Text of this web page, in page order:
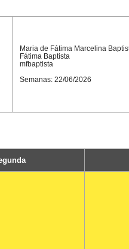
Maria de Fátima Marcelina
Fátima Baptista
mfbaptista
Semanas: 22/06/2026